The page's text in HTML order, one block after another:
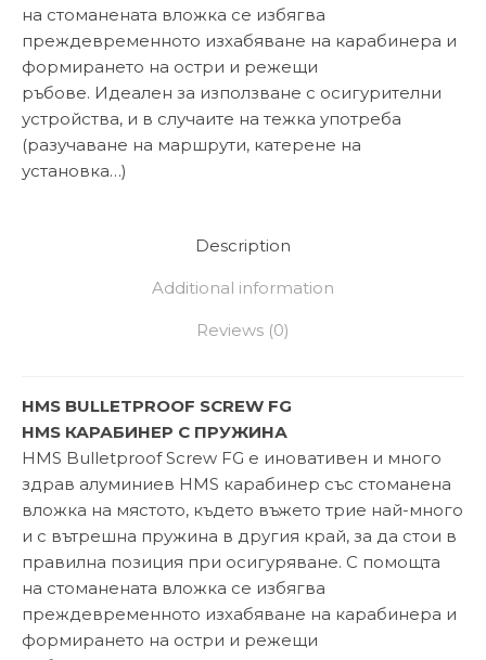
на стоманената вложка се избягва
преждевременното изхабяване на карабинера и
формирането на остри и режещи
ръбове. Идеален за използване с осигурителни
устройства, и в случаите на тежка употреба
(разучаване на маршрути, катерене на
установка…)
Description
Additional information
Reviews (0)
HMS BULLETPROOF SCREW FG
HMS КАРАБИНЕР С ПРУЖИНА
HMS Bulletproof Screw FG е иновативен и много
здрав алуминиев HMS карабинер със стоманена
вложка на мястото, където въжето трие най-много
и с вътрешна пружина в другия край, за да стои в
правилна позиция при осигуряване. С помощта
на стоманената вложка се избягва
преждевременното изхабяване на карабинера и
формирането на остри и режещи